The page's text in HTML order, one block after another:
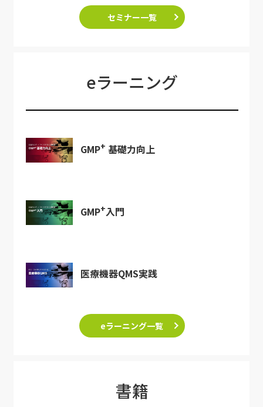
セミナー一覧
eラーニング
GMP+ 基礎力向上
GMP+入門
医療機器QMS実践
eラーニング一覧
書籍